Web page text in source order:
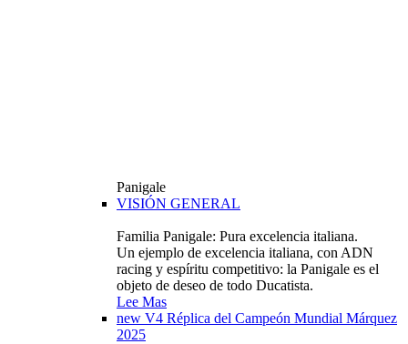
Panigale
VISIÓN GENERAL
Familia Panigale: Pura excelencia italiana.
Un ejemplo de excelencia italiana, con ADN
racing y espíritu competitivo: la Panigale es el
objeto de deseo de todo Ducatista.
Lee Mas
new V4 Réplica del Campeón Mundial Márquez
2025